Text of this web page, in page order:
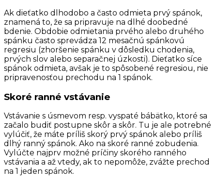
Ak dieťatko dlhodobo a často odmieta prvý spánok,
znamená to, že sa pripravuje na dlhé doobedné
bdenie. Obdobie odmietania prvého alebo druhého
spánku často sprevádza 12 mesačnú spánkovú
regresiu (zhoršenie spánku v dôsledku chodenia,
prvých slov alebo separačnej úzkosti). Dieťatko síce
spánok odmieta, avšak je to spôsobené regresiou, nie
pripravenosťou prechodu na 1 spánok.
Skoré ranné vstávanie
Vstávanie s úsmevom resp. vyspaté bábätko, ktoré sa
začalo budiť postupne skôr a skôr. Tu je ale potrebné
vylúčiť, že máte príliš skorý prvý spánok alebo príliš
dlhý ranný spánok. Ako na skoré ranné zobudenia.
Vylúčte najprv možné príčiny skorého ranného
vstávania a až vtedy, ak to nepomôže, zvážte prechod
na 1 jeden spánok.